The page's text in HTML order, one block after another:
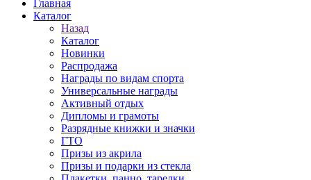
Главная
Каталог
Назад
Каталог
Новинки
Распродажа
Награды по видам спорта
Универсальные награды
Активный отдых
Дипломы и грамоты
Разрядные книжки и значки
ГТО
Призы из акрила
Призы и подарки из стекла